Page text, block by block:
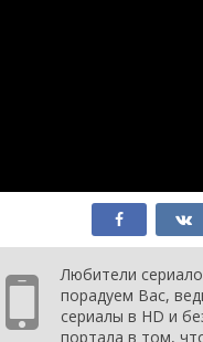
Любители
порадуем Вас,
сериалы в HD и
портала в том,